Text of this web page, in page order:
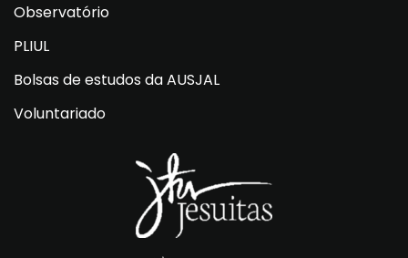
Observatório
PLIUL
Bolsas de estudos da AUSJAL
Voluntariado